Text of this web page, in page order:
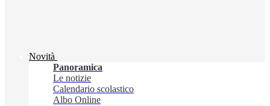
Novità
Panoramica
Le notizie
Calendario scolastico
Albo Online